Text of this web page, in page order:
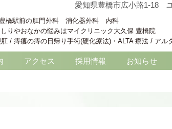
愛知県豊橋市広小路1-18
橋駅前の肛門外科 消化器外科 内科
りやおなかの悩みはマイクリニック大久保 豊橋院
/ 痔瘻の痔の日帰り手術(硬化療法)・ALTA 療法 / ア
アクセス 採用情報 お知らせ